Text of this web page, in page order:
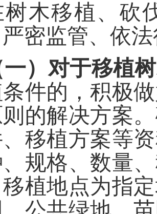
树木移植、砍
密监管、依
一）对于移植
件的，积极
的解决方案
移植方案等
规格、数量
植地点为指